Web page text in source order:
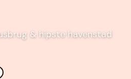
& hipste havenstad